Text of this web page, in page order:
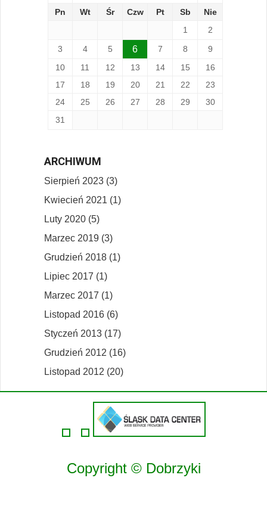
Pn Wt Śr Czw Pt Sb
Nie
1
2
3
4 5 6 7 8
9
10
11 12 13 14 15
16
17
18 19 20 21 22
23
24
25 26 27 28 29
30
31
ARCHIWUM
Sierpień 2023 (3)
Kwiecień 2021 (1)
Luty 2020 (5)
Marzec 2019 (3)
Grudzień 2018 (1)
Lipiec 2017 (1)
Marzec 2017 (1)
Listopad 2016 (6)
Styczeń 2013 (17)
Grudzień 2012 (16)
Listopad 2012 (20)
Copyright © Dobrzyki